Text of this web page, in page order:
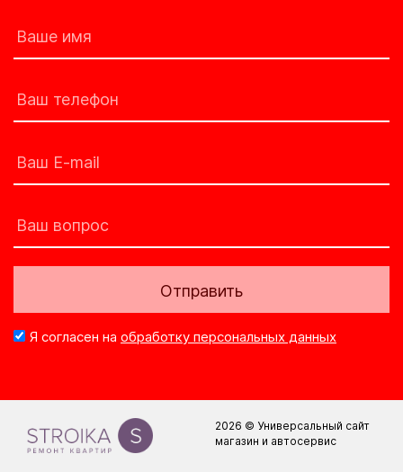
Отправить
Я согласен на обработку персональных данных
2026 © Универсальный сайт
магазин и автосервис